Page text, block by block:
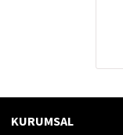
KURUMSAL